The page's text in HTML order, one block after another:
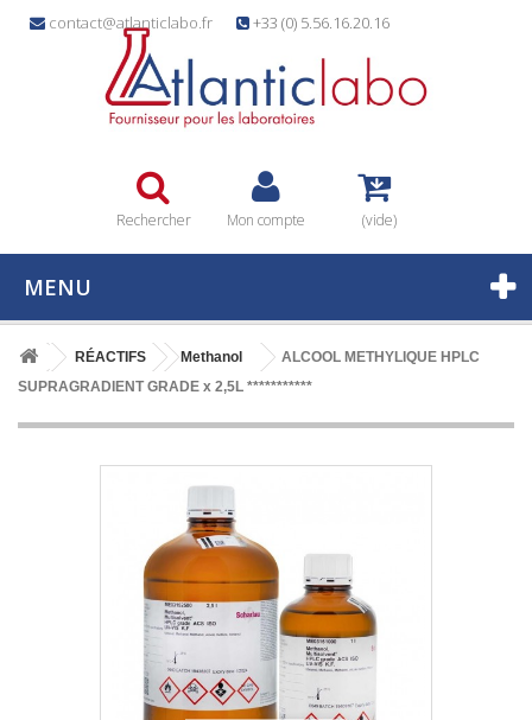
contact@atlanticlabo.fr +33 (0) 5.56.16.20.16
Rechercher Mon compte (vide)
MENU
RÉACTIFS Methanol
ALCOOL METHYLIQUE HPLC
SUPRAGRADIENT GRADE x 2,5L ***********